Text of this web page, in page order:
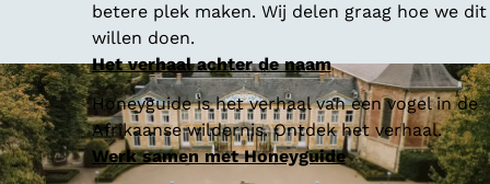
betere plek maken. Wij delen graag hoe we dit
willen doen.
Het verhaal achter de naam
Honeyguide is het verhaal van een vogel in de
Afrikaanse wildernis. Ontdek het verhaal.
Werk samen met Honeyguide
c
h
t
j
e